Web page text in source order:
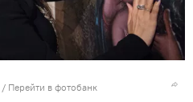
/ Перейти в фотобанк